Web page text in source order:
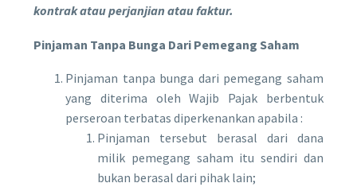
kontrak atau perjanjian atau faktur.
Pinjaman Tanpa Bunga Dari Pemegang Saham
Pinjaman tanpa bunga dari pemegang saham
yang diterima oleh Wajib Pajak berbentuk
perseroan terbatas diperkenankan apabila :
Pinjaman tersebut berasal dari dana
milik pemegang saham itu sendiri dan
bukan berasal dari pihak lain;